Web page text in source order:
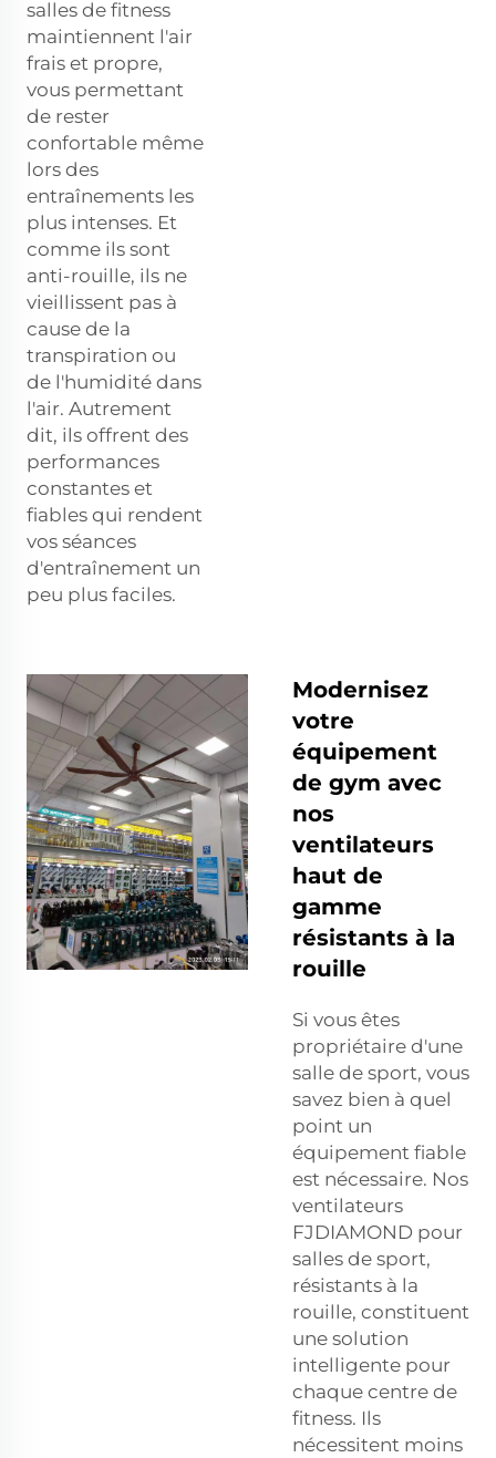
salles de fitness
maintiennent l'air
frais et propre,
vous permettant
de rester
confortable même
lors des
entraînements les
plus intenses. Et
comme ils sont
anti-rouille, ils ne
vieillissent pas à
cause de la
transpiration ou
de l'humidité dans
l'air. Autrement
dit, ils offrent des
performances
constantes et
fiables qui rendent
vos séances
d'entraînement un
peu plus faciles.
Modernisez
votre
équipement
de gym avec
nos
ventilateurs
haut de
gamme
résistants à la
rouille
Si vous êtes
propriétaire d'une
salle de sport, vous
savez bien à quel
point un
équipement fiable
est nécessaire. Nos
ventilateurs
FJDIAMOND pour
salles de sport,
résistants à la
rouille, constituent
une solution
intelligente pour
chaque centre de
fitness. Ils
nécessitent moins